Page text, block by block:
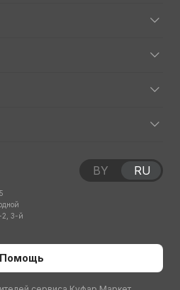
2, 3-й
Помощь
BY RU